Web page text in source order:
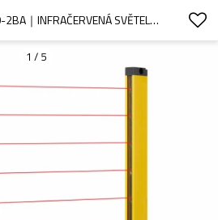
QBT10-164-1630-2BA｜INFRAČERVENÁ SVĚTELNÁ CLONA｜DADISICK
1 / 5